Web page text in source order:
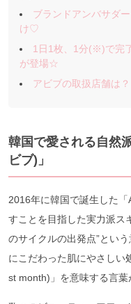
ブランドアンバサダ
け♡
1日1枚、1分(※)で完
が登場☆
アビブの取扱店舗は？
韓国で愛される自然
ビブ)」
2016年に韓国で誕生した
すことを目指した実力派ス
のサイクルの出発点”とい
にこだわった肌にやさしい
st month)」を意味する言葉